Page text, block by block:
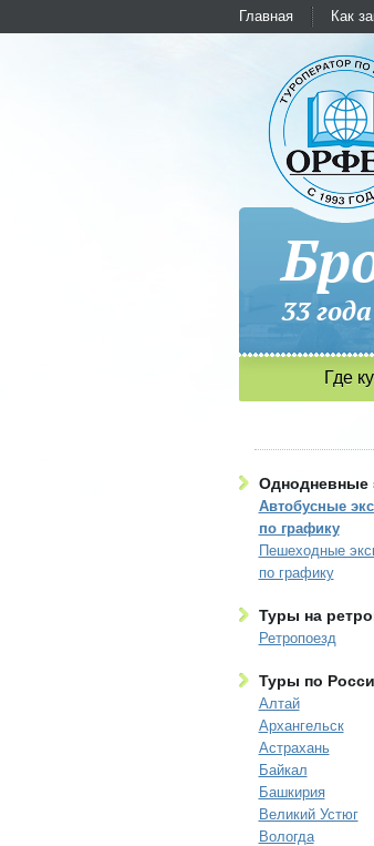
Главная Как
33
Где
Однодневные
Автобусные
по графику
Пешеходные
по графику
Туры на
Ретропоезд
Туры по
Алтай
Архангельск
Астрахань
Байкал
Башкирия
Великий Устюг
Вологда